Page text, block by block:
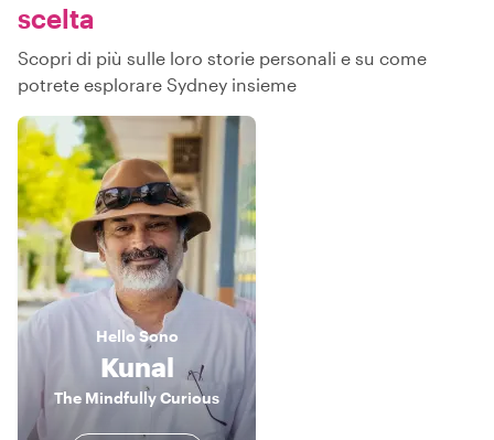
scelta
Scopri di più sulle loro storie personali e su come
potrete esplorare Sydney insieme
Hello Sono
Kunal
The Mindfully Curious